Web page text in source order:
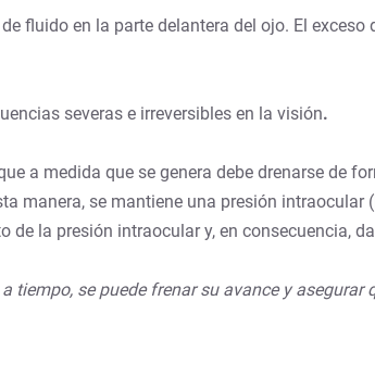
fluido en la parte delantera del ojo. El
severas e irreversibles en la visión.
a medida que se genera debe drenarse de
manera, se mantiene una presión intraocular
la presión intraocular y, en consecuencia,
tiempo, se puede frenar su avance y